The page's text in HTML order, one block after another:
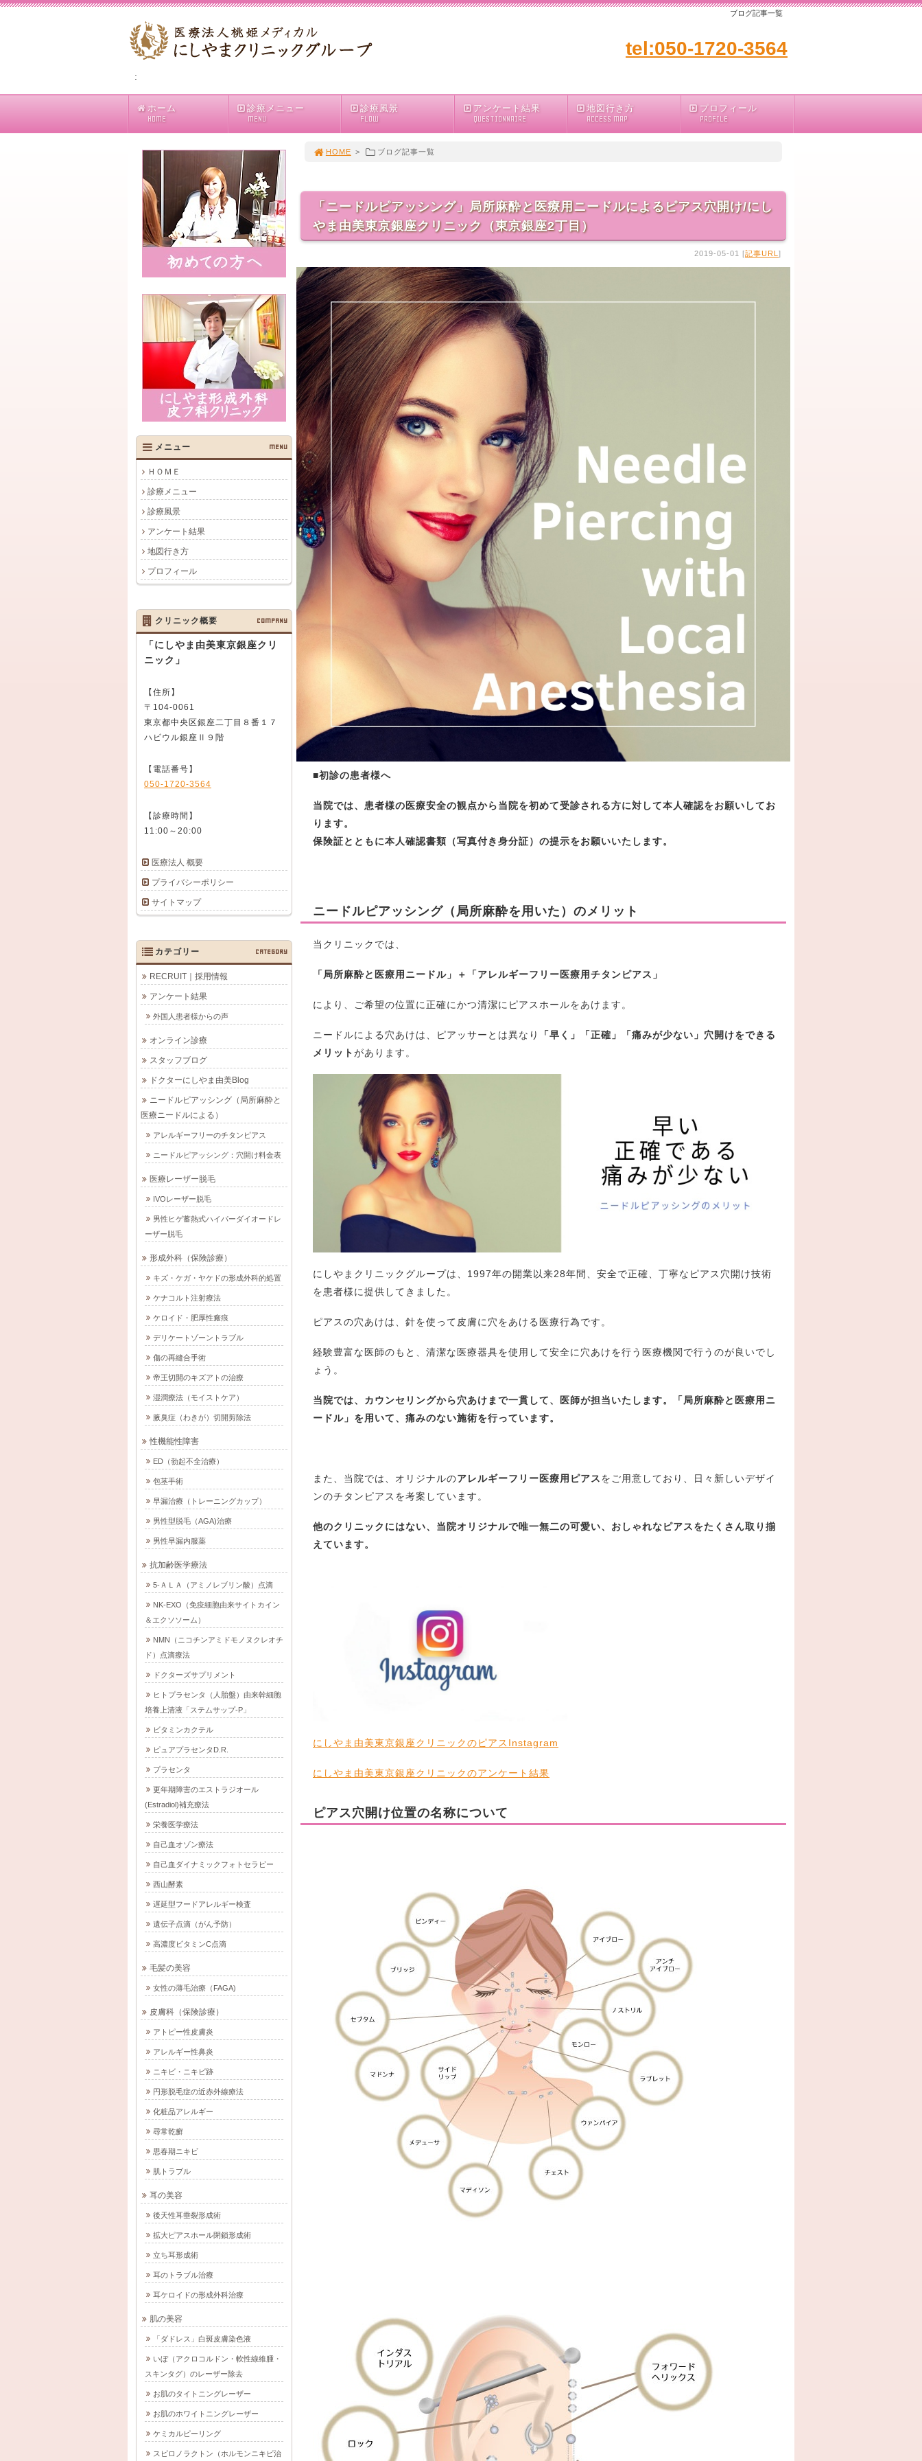
ブログ記事一覧
tel:050-1720-3564
:
ホーム
HOME
診療メニュー
MENU
診療風景
FLOW
アンケート結果
QUESTIONNAIRE
地図行き方
ACCESS MAP
プロフィール
PROFILE
HOME > ブログ記事一覧
「ニードルピアッシング」局所麻酔と医療用ニードルによるピアス穴開け/にし
やま由美東京銀座クリニック（東京銀座2丁目）
2019-05-01 [記事URL ]
■初診の患者様へ
当院では、患者様の医療安全の観点から当院を初めて受診される方に対して本人確認をお願いしてお
ります。
保険証とともに本人確認書類（写真付き身分証）の提示をお願いいたします。
ニードルピアッシング（局所麻酔を用いた）のメリット
当クリニックでは、
「局所麻酔と医療用ニードル」＋「アレルギーフリー医療用チタンピアス」
により、ご希望の位置に正確にかつ清潔にピアスホールをあけます。
ニードルによる穴あけは、ピアッサーとは異なり
「早く」「正確」「痛みが少ない」穴開けをできる
メリットがあります。
にしやまクリニックグループは、1997年の開業以来28年間、安全で正確、丁寧なピアス穴開け技術
を患者様に提供してきました。
ピアスの穴あけは、針を使って皮膚に穴をあける医療行為です。
経験豊富な医師のもと、清潔な医療器具を使用して安全に穴あけを行う医療機関で行うのが良いでし
ょう。
当院では、カウンセリングから穴あけまで一貫して、医師が担当いたします。
「局所麻酔と医療用ニ
ードル」を用いて、痛みのない施術を行っています。
また、当院では、オリジナルのアレルギーフリー医療用ピアスをご用意しており、日々 新しいデザイ
ンのチタンピアスを考案しています。
他のクリニックにはない、当院オリジナルで唯一無二の可愛い、おしゃれなピアスをたくさん取り揃
えています。
にしやま由美東京銀座クリニックのピアスInstagram
にしやま由美東京銀座クリニックのアンケート結果
ピアス穴開け位置の名称について
メニュー MENU
ＨＯＭＥ
診療メニュー
診療風景
アンケート結果
地図行き方
プロフィール
クリニック概要 COMPANY
「にしやま由美東京銀座クリ
ニック」
【住所】
〒104-0061
東京都中央区銀座二丁目８番１７
ハビウル銀座Ⅱ９階
【電話番号】
050-1720-3564
【診療時間】
11:00～20:00
医療法人 概要
プライバシーポリシー
サイトマップ
カテゴリー CATEGORY
RECRUIT｜採用情報
アンケート結果
外国人患者様からの声
オンライン診療
スタッフブログ
ドクターにしやま由美Blog
ニードルピアッシング（局所麻酔と
医療ニードルによる）
アレルギーフリーのチタンピアス
ニードルピアッシング：穴開け料金表
医療レーザー脱毛
IVOレーザー脱毛
男性ヒゲ蓄熱式ハイパーダイオードレ
ーザー脱毛
形成外科（保険診療）
キズ・ケガ・ヤケドの形成外科的処置
ケナコルト注射療法
ケロイド・肥厚性瘢痕
デリケートゾーントラブル
傷の再縫合手術
帝王切開のキズアトの治療
湿潤療法（モイストケア）
腋臭症（わきが）切開剪除法
性機能性障害
ED（勃起不全治療）
包茎手術
早漏治療（トレーニングカップ）
男性型脱毛（AGA)治療
男性早漏内服薬
抗加齢医学療法
5-ＡＬＡ（アミノレブリン酸）点滴
NK-EXO（免疫細胞由来サイトカイン
＆エクソソーム）
NMN（ニコチンアミドモノヌクレオチ
ド）点滴療法
ドクターズサプリメント
ヒトプラセンタ（人胎盤）由来幹細胞
培養上清液「ステムサップ-P」
ビタミンカクテル
ピュアプラセンタD.R.
プラセンタ
更年期障害のエストラジオール
(Estradiol)補充療法
栄養医学療法
自己血オゾン療法
自己血ダイナミックフォトセラピー
西山酵素
遅延型フードアレルギー検査
遺伝子点滴（がん予防）
高濃度ビタミンC点滴
毛髪の美容
女性の薄毛治療（FAGA)
皮膚科（保険診療）
アトピー性皮膚炎
アレルギー性鼻炎
ニキビ・ニキビ跡
円形脱毛症の近赤外線療法
化粧品アレルギー
尋常乾癬
思春期ニキビ
肌トラブル
耳の美容
後天性耳垂裂形成術
拡大ピアスホール閉鎖形成術
立ち耳形成術
耳のトラブル治療
耳ケロイドの形成外科治療
肌の美容
「ダドレス」白斑皮膚染色液
いぼ（アクロコルドン・軟性線維腫・
スキンタグ）のレーザー除去
お肌のタイトニングレーザー
お肌のホワイトニングレーザー
ケミカルピーリング
スピロノラクトン（ホルモンニキビ治